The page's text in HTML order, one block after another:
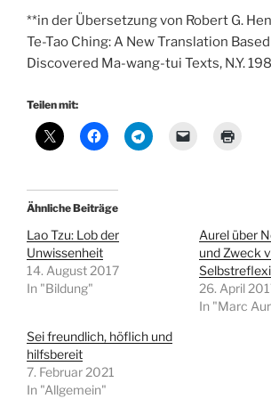
**in der Übersetzung von Robert G.
Te-Tao Ching: A New Translation
Discovered Ma-wang-tui Texts, N.Y.
Teilen mit:
Ähnliche Beiträge
Lao Tzu: Lob der
Unwissenheit
14. August 2017
In "Bildung"
Aurel über
und Zweck
26. April
In "Marc
Sei freundlich, höflich und
hilfsbereit
7. Februar 2021
In "Allgemein"